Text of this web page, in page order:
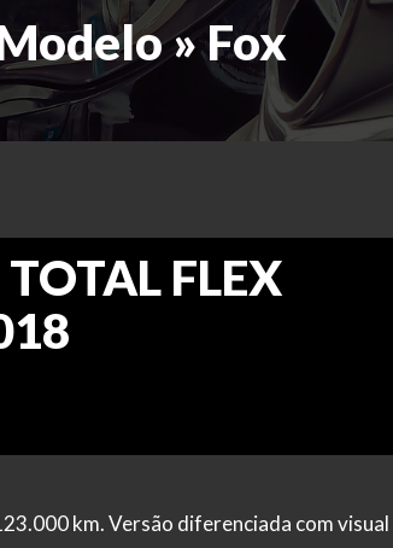
» Fox
FLEX
km. Versão diferenciada com visual